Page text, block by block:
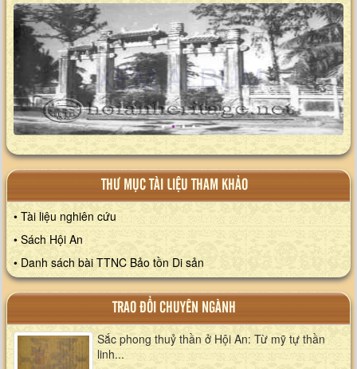
XEM ALBUM
THƯ MỤC TÀI LIỆU THAM KHẢO
• Tài liệu nghiên cứu
• Sách Hội An
• Danh sách bài TTNC Bảo tồn Di sản
TRAO ĐỔI CHUYÊN NGÀNH
Sắc phong thuỷ thần ở Hội An: Từ mỹ tự thần
linh...